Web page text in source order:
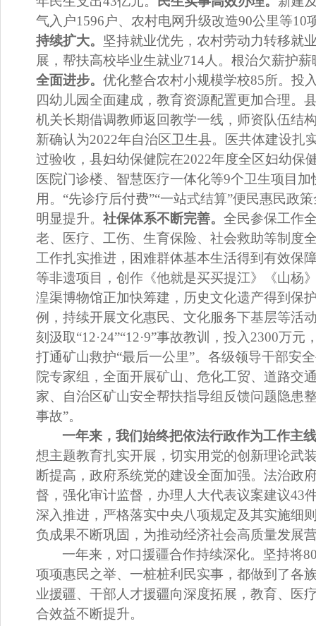
气 入户1596 户、 农村电网升级改造90公里等10
持续扩大。 坚持就业优先， 农村劳动力转移就
展，帮扶高校毕业生就业714人。根治欠薪护薪
全面进步。 优化整合农村小规模学校85所。投
四幼儿园全面建成，教育资源配置更加合理。
机关长期借调教师返回教学一线，师资队伍结
新确认为2022年自治区卫生县。医共体建设扎
过验收，县妇幼保健院在2022年度全区妇幼保
医院门诊楼、智慧医疗一体化等9个卫生项目加
用。 “先诊疗后付费”“一站式结算”便民惠民政
明显提升。 社保体系不断完善。 全民参保工作
老、医疗、工伤、生育保险、社会救助等制度
工作扎实推进，困难群体基本生活得到有效保
等非遗项目，创作《他就是买买提江》《山杨
湟渠博物馆正加快筹建，历史文化遗产得到 保
例，持续开展文化惠民、 文化服务下基层等活
刻汲取“12·24”“12·9”事故教训，投入 2300万元
打通矿山救护“最后一公里”。 各级领导干部安
院专家组，全面开展矿山、危化工贸、道路交
家、自治区矿山安全帮扶指导组反馈问题隐患
事故”。
一年来，我们始终把依法行政作为工作主
想主题教育扎实开展，切实用党的创新理论武
断提高，政府系统党的建设全面加强。法治政
督，强化审计监督，办理人大代表议案建议43
深入推进，严格落实中央八项规定及其实施细
负成果不断巩固，为推动经济社会高质量发展
一年来，对口援疆合作持续深化。 坚持将
项项惠民之举、一桩桩利民实事，都做到了各
业援疆、干部人才援疆向深度拓展，教育、医
合效益不断提升。